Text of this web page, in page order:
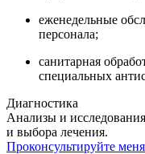
еженедельные
персонала;
санитарная
специальных
Диагностика
Анализы и
и выбора лечения.
Проконсультируйте меня